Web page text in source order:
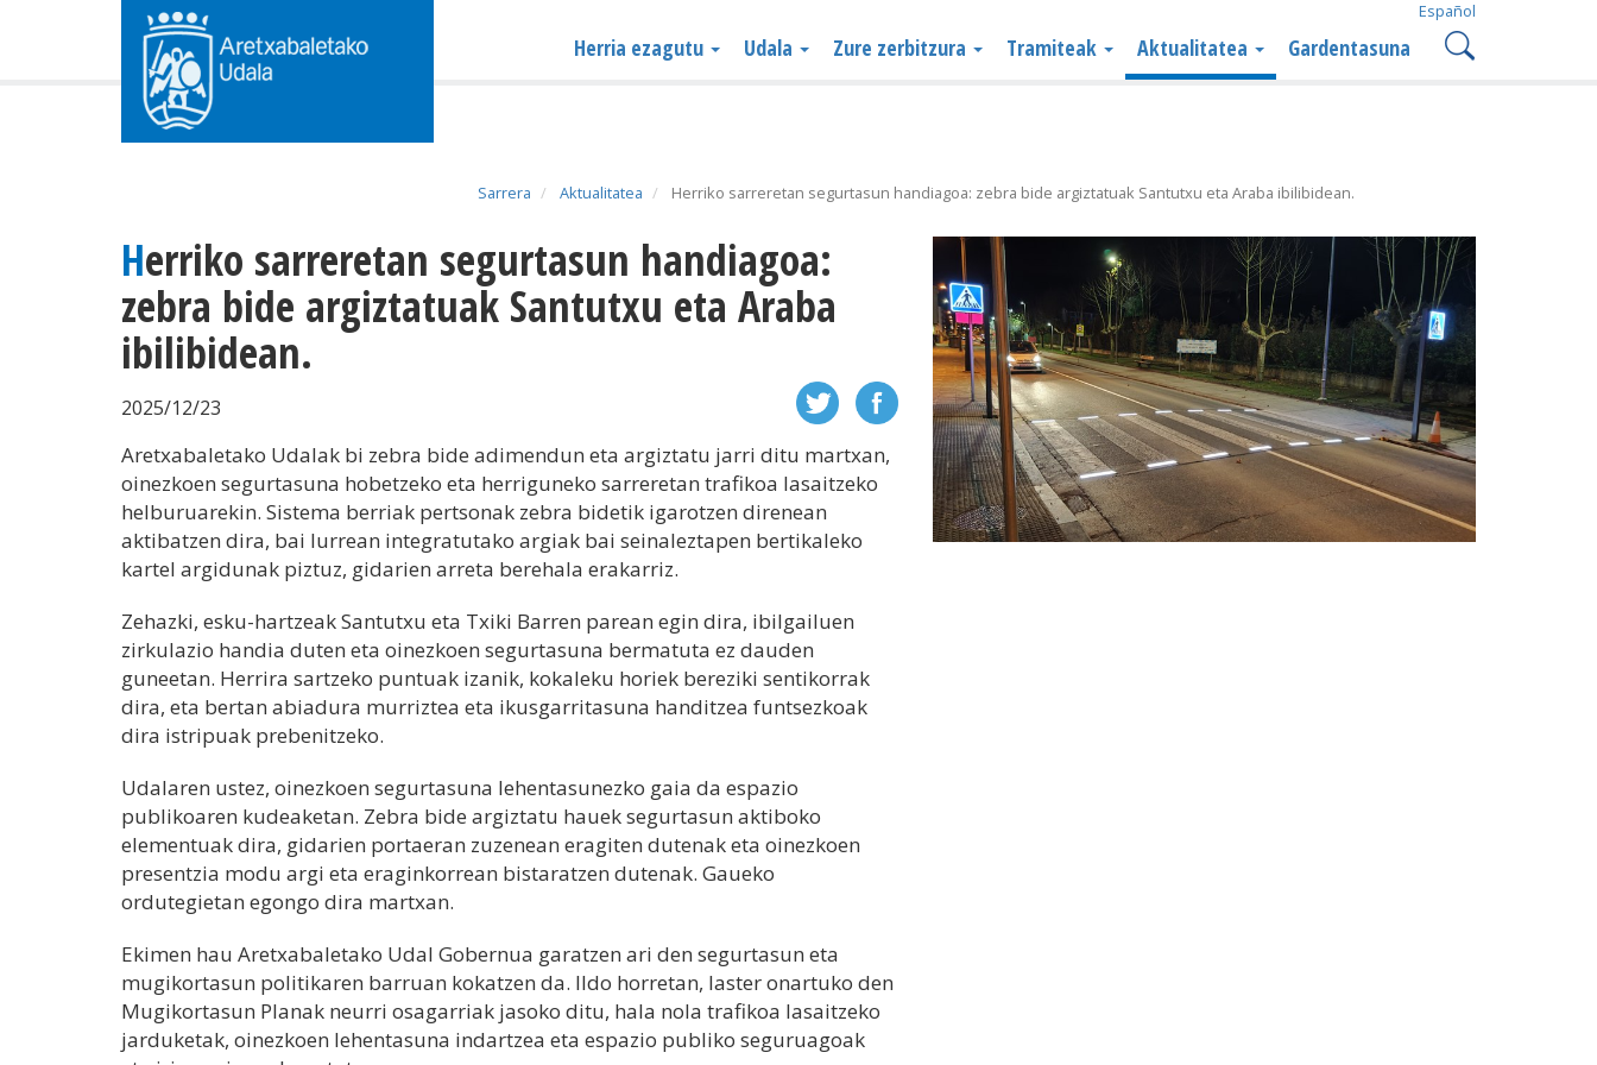
Español
Herria ezagutu Udala Zure zerbitzura Tramiteak Aktualitatea Gardentasuna
Sarrera Aktualitatea Herriko sarreretan segurtasun handiagoa: zebra bide argiztatuak Santutxu eta Araba ibilibidean.
Herriko sarreretan segurtasun handiagoa:
zebra bide argiztatuak Santutxu eta Araba
ibilibidean.
2025/12/23
Aretxabaletako Udalak bi zebra bide adimendun eta argiztatu jarri ditu martxan,
oinezkoen segurtasuna hobetzeko eta herriguneko sarreretan trafikoa lasaitzeko
helburuarekin. Sistema berriak pertsonak zebra bidetik igarotzen direnean
aktibatzen dira, bai lurrean integratutako argiak bai seinaleztapen bertikaleko
kartel argidunak piztuz, gidarien arreta berehala erakarriz.
Zehazki, esku-hartzeak Santutxu eta Txiki Barren parean egin dira, ibilgailuen
zirkulazio handia duten eta oinezkoen segurtasuna bermatuta ez dauden
guneetan. Herrira sartzeko puntuak izanik, kokaleku horiek bereziki sentikorrak
dira, eta bertan abiadura murriztea eta ikusgarritasuna handitzea funtsezkoak
dira istripuak prebenitzeko.
Udalaren ustez, oinezkoen segurtasuna lehentasunezko gaia da espazio
publikoaren kudeaketan. Zebra bide argiztatu hauek segurtasun aktiboko
elementuak dira, gidarien portaeran zuzenean eragiten dutenak eta oinezkoen
presentzia modu argi eta eraginkorrean bistaratzen dutenak. Gaueko
ordutegietan egongo dira martxan.
Ekimen hau Aretxabaletako Udal Gobernua garatzen ari den segurtasun eta
mugikortasun politikaren barruan kokatzen da. Ildo horretan, laster onartuko den
Mugikortasun Planak neurri osagarriak jasoko ditu, hala nola trafikoa lasaitzeko
jarduketak, oinezkoen lehentasuna indartzea eta espazio publiko seguruagoak